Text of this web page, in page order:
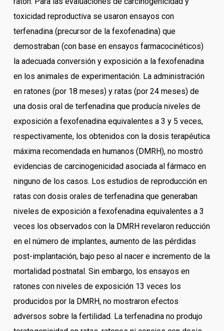
toxicidad reproductiva se usaron ensayos con
terfenadina (precursor de la fexofenadina) que
demostraban (con base en ensayos farmacocinéticos)
la adecuada conversión y exposición a la fexofenadina
en los animales de experimentación. La administración
en ratones (por 18 meses) y ratas (por 24 meses) de
una dosis oral de terfenadina que producía niveles de
exposición a fexofenadina equivalentes a 3 y 5 veces,
respectivamente, los obtenidos con la dosis terapéutica
máxima recomendada en humanos (DMRH), no mostró
evidencias de carcinogenicidad asociada al fármaco en
ninguno de los casos. Los estudios de reproducción en
ratas con dosis orales de terfenadina que generaban
niveles de exposición a fexofenadina equivalentes a 3
veces los observados con la DMRH revelaron reducción
en el número de implantes, aumento de las pérdidas
post-implantación, bajo peso al nacer e incremento de la
mortalidad postnatal. Sin embargo, los ensayos en
ratones con niveles de exposición 13 veces los
producidos por la DMRH, no mostraron efectos
adversos sobre la fertilidad. La terfenadina no produjo